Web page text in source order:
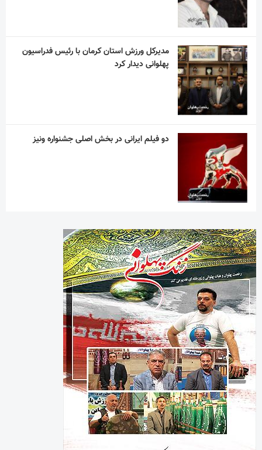
مدیرکل ورزش استان کرمان با رئیس فدراسیون
پهلوانی دیدار کرد
دو فیلم ایرانی در بخش اصلی جشنواره ونیز